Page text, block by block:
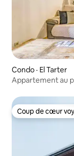
Condo · El Tarter
Appartement au
Coup de cœur
Coup de cœur